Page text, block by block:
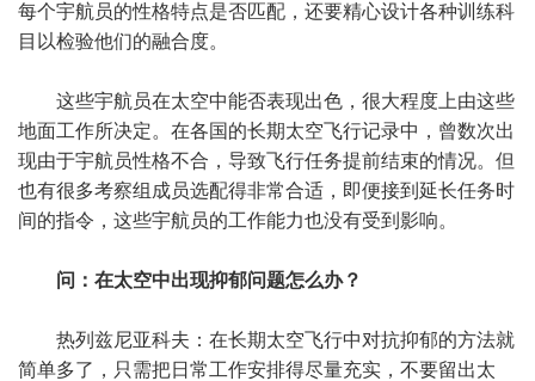
每个宇航员的性格特点是否匹配，还要精心设计各种训练科
目以检验他们的融合度。
这些宇航员在太空中能否表现出色，很大程度上由这些
地面工作所决定。在各国的长期太空飞行记录中，曾数次出
现由于宇航员性格不合，导致飞行任务提前结束的情况。但
也有很多考察组成员选配得非常合适，即便接到延长任务时
间的指令，这些宇航员的工作能力也没有受到影响。
问：在太空中出现抑郁问题怎么办？
热列兹尼亚科夫：在长期太空飞行中对抗抑郁的方法就
简单多了，只需把日常工作安排得尽量充实，不要留出太